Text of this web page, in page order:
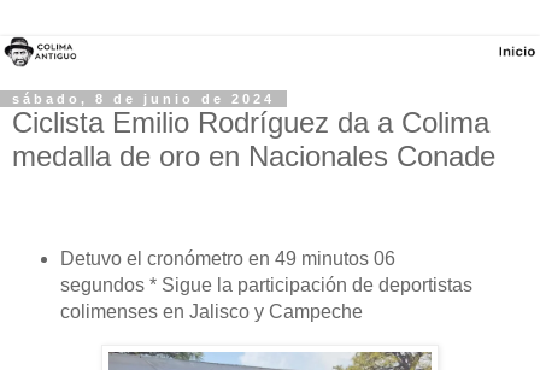
sábado, 8 de junio de 2024
Ciclista Emilio Rodríguez da a Colima
medalla de oro en Nacionales Conade
Detuvo el cronómetro en 49 minutos 06
segundos * Sigue la participación de deportistas
colimenses en Jalisco y Campeche